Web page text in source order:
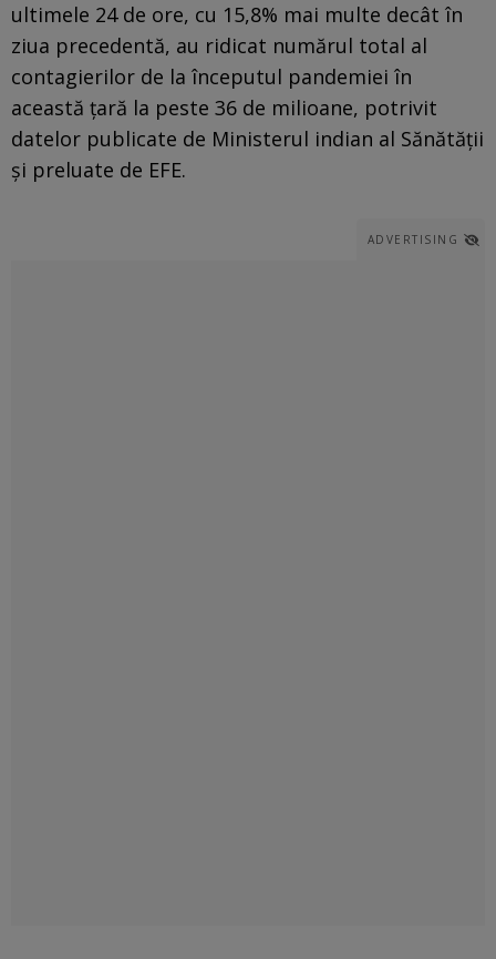
ultimele 24 de ore, cu 15,8% mai multe decât în
ziua precedentă, au ridicat numărul total al
contagierilor de la începutul pandemiei în
această ţară la peste 36 de milioane, potrivit
datelor publicate de Ministerul indian al Sănătăţii
şi preluate de EFE.
ADVERTISING